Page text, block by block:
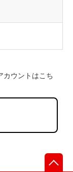
カウントはこち